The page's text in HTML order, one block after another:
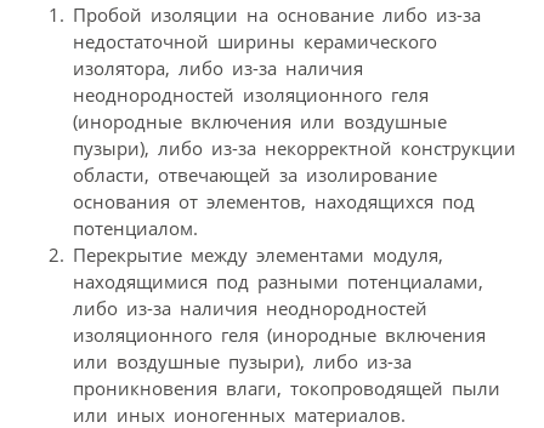
Пробой изоляции на основание либо из-за
недостаточной ширины керамического
изолятора, либо из-за наличия
неоднородностей изоляционного геля
(инородные включения или воздушные
пузыри), либо из-за некорректной конструкции
области, отвечающей за изолирование
основания от элементов, находящихся под
потенциалом.
Перекрытие между элементами модуля,
находящимися под разными потенциалами,
либо из-за наличия неоднородностей
изоляционного геля (инородные включения
или воздушные пузыри), либо из-за
проникновения влаги, токопроводящей пыли
или иных ионогенных материалов.